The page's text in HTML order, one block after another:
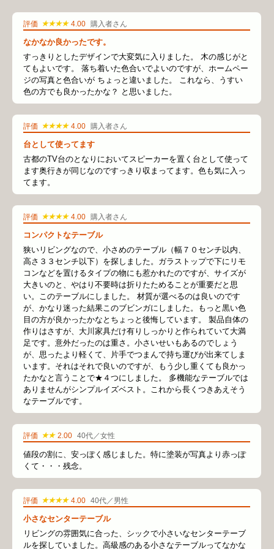
評価 ★★★★ 4.00 購入者さん
なかなか良かったです。
すっきりとしたデザインで大変気に入りました。 木の感じがと
てもよいです。 落ち着いた色合いでよいのですが、ホームペー
ジの写真と色合いが ちょっと違いました。 これなら、うすい
色の方でも良かったかな？ と思いました。
評価 ★★★★ 4.00 購入者さん
台として使ってます
古都のTV台のとなりにおいてスピーカーを置く台として使って
ます奥行きが同じなのですっきり収まってます。色も気に入っ
てます。
評価 ★★★★ 4.00 購入者さん
コンパクトなテーブル
狭いリビングなので、小さめのテーブル（幅７０センチ以内、
高さ３３センチ以下）を探しました。ガラストップで下にリモ
コンなどを置けるタイプの物にも惹かれたのですが、サイズが
大きいのと、やはり不要時は折りたためることが重要だと思
い。このテーブルにしました。 材質が選べるのは良いのです
が、かなり迷った結果このブビンガにしました。もっと黒い色
目の方が良かったかなとちょっと後悔しています。 製品自体の
作りはさすが、大川家具だけ有りしっかりと作られていて大満
足です。意外だったのは重さ。小さいせいもあるのでしょう
が、思ったより軽くて、片手でつまんで持ち運びが出来てしま
います。それはそれで良いのですが、もう少し重くても良かっ
たかなと言うことで★４つにしました。 多機能なテーブルでは
ありませんがシンプルイズベスト。これから長くつきあえそう
なテーブルです。
評価 ★★ 2.00 40代／女性
値段の割に、安っぽく感じました。特に塗装が写真より赤っぽ
くて・・・残念。
評価 ★★★★ 4.00 40代／男性
小さなセンターテーブル
リビングの雰囲気に合った、シックで小さいなセンターテーブ
ルを探していました。高級感のある小さなテーブルってなかな